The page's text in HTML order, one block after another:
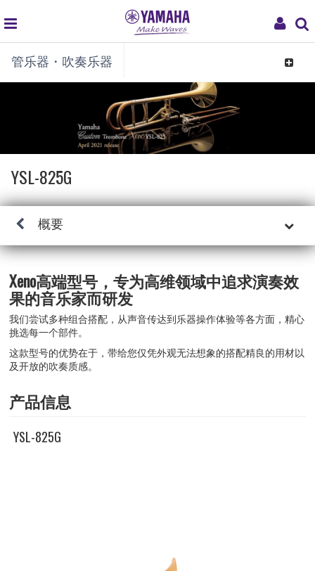
My
global
navigation
管乐器・吹奏乐器
Toggle
YSL-825G
概要
Xeno高端型号，专为高维领域中追求演奏效
果的音乐家而研发
我们尝试多种组合搭配，从声音传达到乐器操作体验等各方面，精心
挑选每一个部件。
这款型号的优势在于，带给您仅凭外观无法想象的搭配精良的用材以
及开放的吹奏质感。
产品信息
YSL-825G